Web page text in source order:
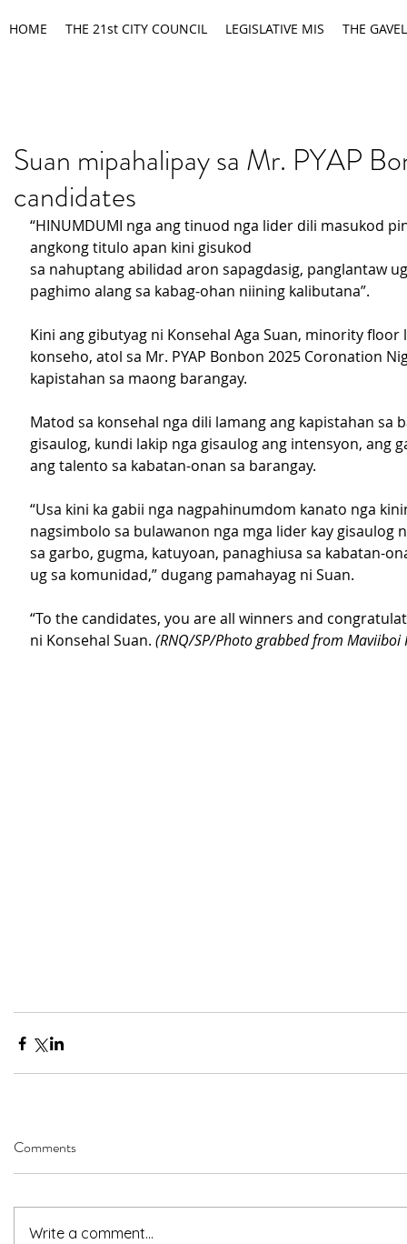
HOME THE 21st CITY COUNCIL LEGISLATIVE MIS THE GAVEL
Suan mipahalipay sa Mr. PYAP
candidates
“HINUMDUMI nga ang tinuod nga lider dili masukod
angkong titulo apan kini gisukod
sa nahuptang abilidad aron sapagdasig, panglantaw
paghimo alang sa kabag-ohan niining kalibutana”.
Kini ang gibutyag ni Konsehal Aga Suan, minority floor
konseho, atol sa Mr. PYAP Bonbon 2025 Coronation
kapistahan sa maong barangay.
Matod sa konsehal nga dili lamang ang kapistahan sa
gisaulog, kundi lakip nga gisaulog ang intensyon, ang
ang talento sa kabatan-onan sa barangay.
“Usa kini ka gabii nga nagpahinumdom kanato nga
nagsimbolo sa bulawanon nga mga lider kay gisaulog
sa garbo, gugma, katuyoan, panaghiusa sa kabatan-
ug sa komunidad,” dugang pamahayag ni Suan.
“To the candidates, you are all winners and
ni Konsehal Suan. (RNQ/SP/Photo grabbed from Maviiboi
Comments
Write a comment...